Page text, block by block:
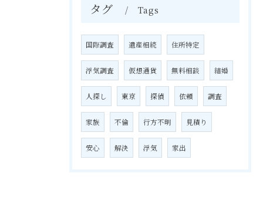
タグ Tags
国際調査 遺産相続 住所特定
浮気調査 仮想通貨 無料相談 結婚
人探し 東京 探偵 依頼 調査
家族 不倫 行方不明 見積り
安心 解決 浮気 家出